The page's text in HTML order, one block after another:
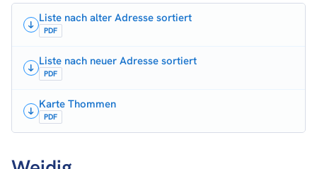
Liste nach alter Adresse sortiert
PDF
Liste nach neuer Adresse sortiert
PDF
Karte Thommen
PDF